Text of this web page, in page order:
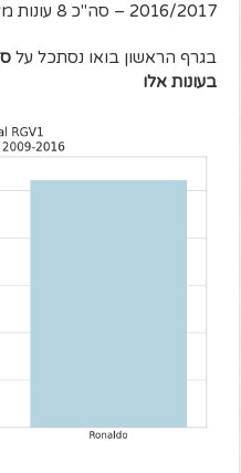
2016/2017 – סה"כ 8 עונות מלאות.
בגרף הראשון בואו נסתכל על
בעונות אלו